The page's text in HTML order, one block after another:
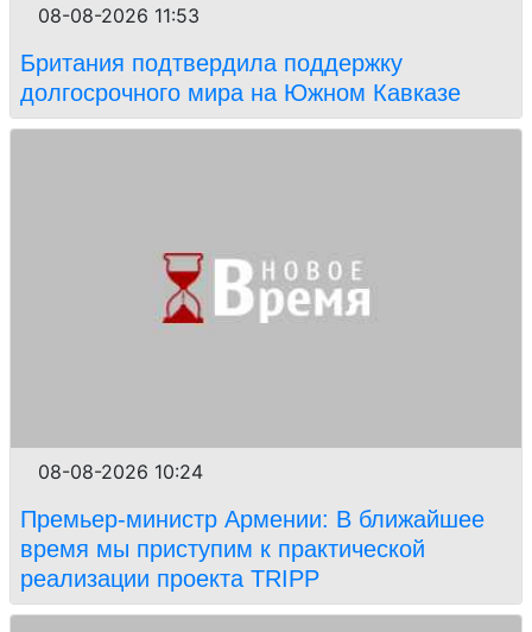
08-08-2026 11:53
Британия подтвердила поддержку
долгосрочного мира на Южном Кавказе
08-08-2026 10:24
Премьер-министр Армении: В ближайшее
время мы приступим к практической
реализации проекта TRIPP